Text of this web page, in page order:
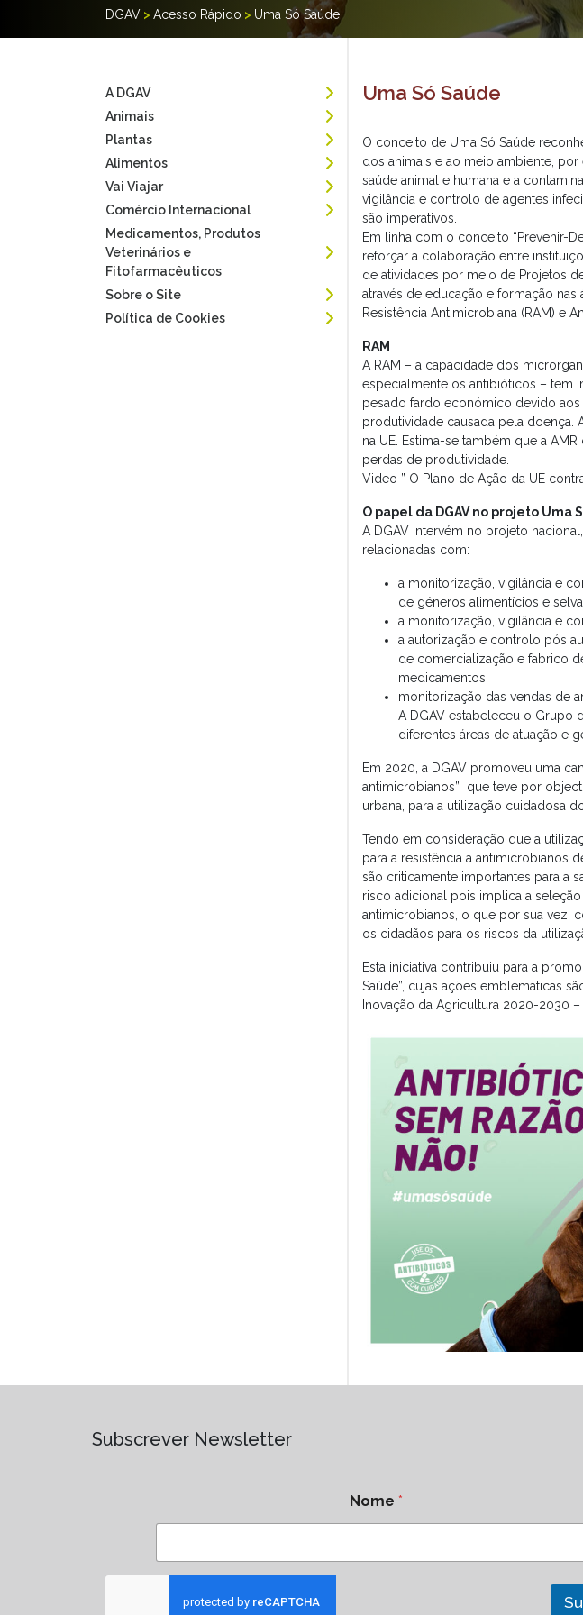
DGAV > Acesso Rápido > Uma Só Saúde
A DGAV
Animais
Plantas
Alimentos
Vai Viajar
Comércio Internacional
Medicamentos, Produtos
Veterinários e
Fitofarmacêuticos
Sobre o Site
Política de Cookies
Uma Só Saúde
O conceito de Uma Só Saúde
dos animais e ao meio ambiente, por
saúde animal e humana e a
vigilância e controlo de agentes
são imperativos.
Em linha com o conceito “Prevenir-
reforçar a colaboração entre
de atividades por meio de Projetos
através de educação e formação nas
Resistência Antimicrobiana (RAM) e
RAM
A RAM – a capacidade dos
especialmente os antibióticos – tem
pesado fardo económico devido
produtividade causada pela doença.
na UE. Estima-se também que a
perdas de produtividade.
Video ” O Plano de Ação da UE
O papel da DGAV no projeto Uma
A DGAV intervém no projeto
relacionadas com:
a monitorização, vigilância e
de géneros alimentícios e
a monitorização, vigilância e
a autorização e controlo pós
de comercialização e fabrico
medicamentos.
monitorização das vendas de
A DGAV estabeleceu o Grupo
diferentes áreas de atuação e
Em 2020, a DGAV promoveu uma
antimicrobianos” que teve por
urbana, para a utilização cuidadosa
Tendo em consideração que a
para a resistência a antimicrobianos
são criticamente importantes para a
risco adicional pois implica a
antimicrobianos, o que por sua vez,
os cidadãos para os riscos da
Esta iniciativa contribuiu para a
Saúde”, cujas ações emblemáticas
Inovação da Agricultura 2020-2030 –
Subscrever Newsletter
Nome *